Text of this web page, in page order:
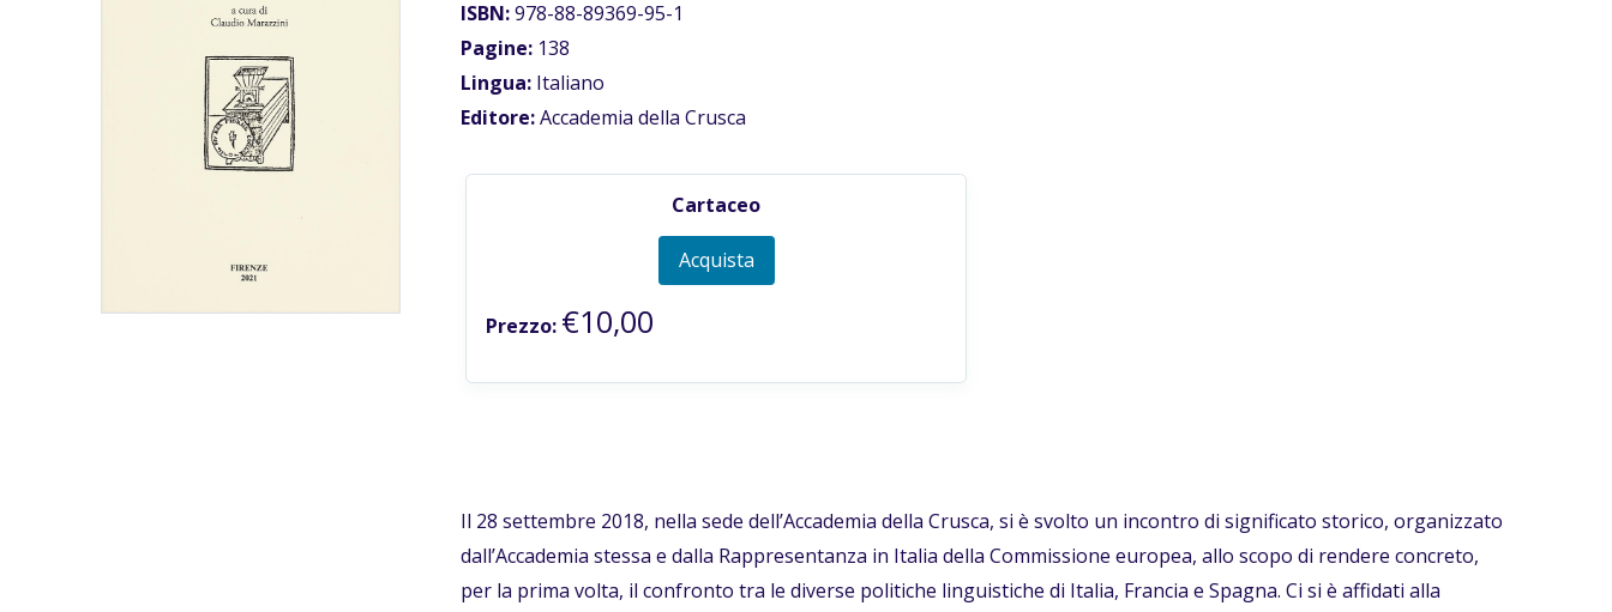
ISBN:978-88-89369-95-1
Pagine: 138
Lingua: Italiano
Editore:Accademia della Crusca
Cartaceo
Acquista
Prezzo: €10,00
Il 28 settembre 2018, nella sede dell’Accademia della Crusca, si è svolto un incontro di significato storico, organizzato
dall’Accademia stessa e dalla Rappresentanza in Italia della Commissione europea, allo scopo di rendere concreto,
per la prima volta, il confronto tra le diverse politiche linguistiche di Italia, Francia e Spagna. Ci si è affidati alla